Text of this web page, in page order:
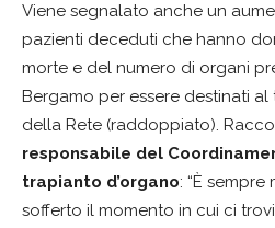
Viene segnalato anche un
pazienti deceduti che hanno
morte e del numero di organi
Bergamo per essere destinati
della Rete (raddoppiato).
responsabile del
trapianto d’organo: “È
sofferto il momento in cui ci